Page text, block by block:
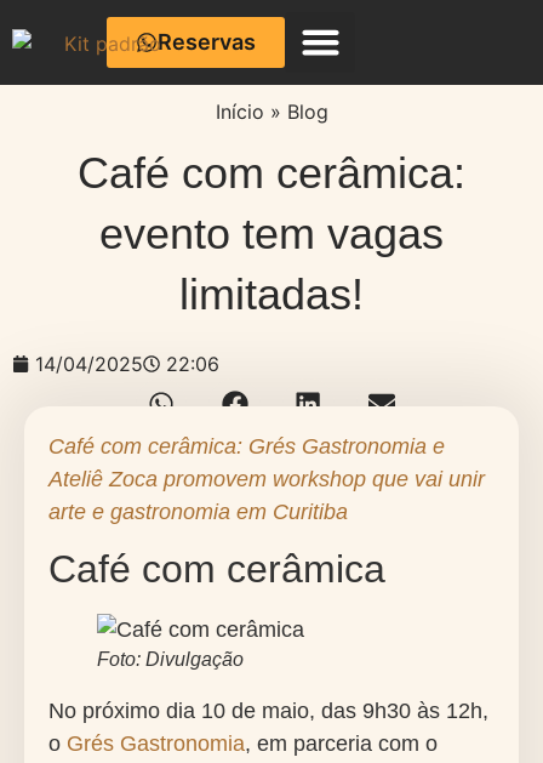
Reservas
Início » Blog
Café com cerâmica:
evento tem vagas
limitadas!
14/04/2025 22:06
Café com cerâmica: Grés Gastronomia e
Ateliê Zoca promovem workshop que vai unir
arte e gastronomia em Curitiba
Café com cerâmica
Foto: Divulgação
No próximo dia 10 de maio, das 9h30 às 12h,
o Grés Gastronomia, em parceria com o